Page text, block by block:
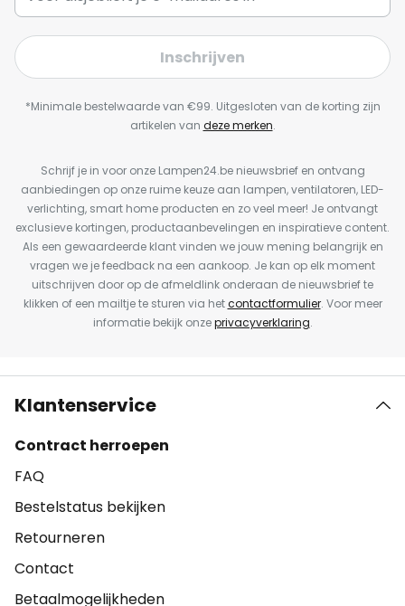
Inschrijven
*Minimale bestelwaarde van €99. Uitgesloten van de korting zijn
artikelen van deze merken.
Schrijf je in voor onze Lampen24.be nieuwsbrief en ontvang
aanbiedingen op onze ruime keuze aan lampen, ventilatoren, LED-
verlichting, smart home producten en zo veel meer! Je ontvangt
exclusieve kortingen, productaanbevelingen en inspiratieve content.
Als een gewaardeerde klant vinden we jouw mening belangrijk en
vragen we je feedback na een aankoop. Je kan op elk moment
uitschrijven door op de afmeldlink onderaan de nieuwsbrief te
klikken of een mailtje te sturen via hetcontactformulier. Voor meer
informatie bekijk onzeprivacyverklaring.
Klantenservice
Contract herroepen
FAQ
Bestelstatus bekijken
Retourneren
Contact
Betaalmogelijkheden